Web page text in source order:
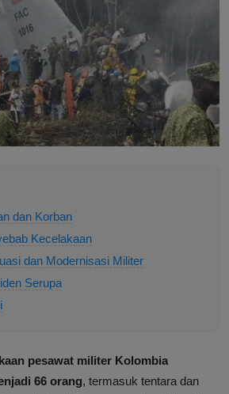
dan Korban
Kecelakaan
dan Modernisasi Militer
Serupa
pesawat militer Kolombia
66 orang, termasuk tentara dan